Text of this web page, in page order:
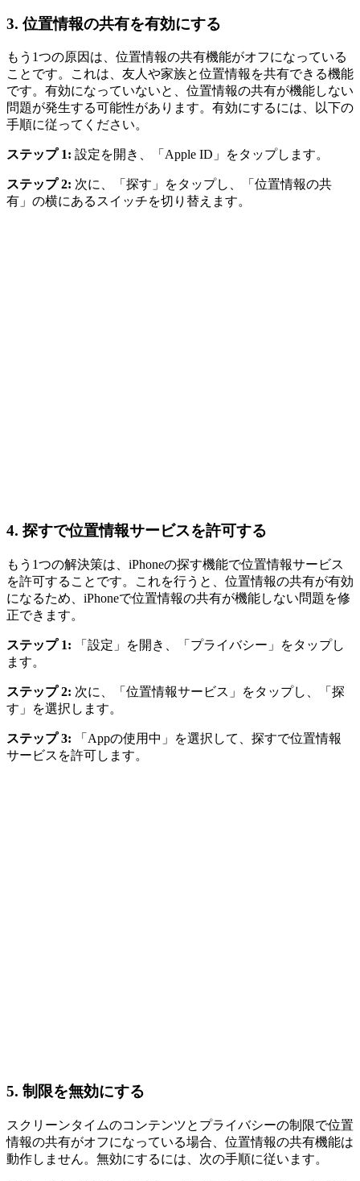
3. 位置情報の共有を有効にする
もう1つの原因は、位置情報の共有機能がオフになっている
ことです。これは、友人や家族と位置情報を共有できる機能
です。有効になっていないと、位置情報の共有が機能しない
問題が発生する可能性があります。有効にするには、以下の
手順に従ってください。
ステップ 1: 設定を開き、「Apple ID」をタップします。
ステップ 2: 次に、「探す」をタップし、「位置情報の共
有」の横にあるスイッチを切り替えます。
4. 探すで位置情報サービスを許可する
もう1つの解決策は、iPhoneの探す機能で位置情報サービス
を許可することです。これを行うと、位置情報の共有が有効
になるため、iPhoneで位置情報の共有が機能しない問題を修
正できます。
ステップ 1: 「設定」を開き、「プライバシー」をタップし
ます。
ステップ 2: 次に、「位置情報サービス」をタップし、「探
す」を選択します。
ステップ 3: 「Appの使用中」を選択して、探すで位置情報
サービスを許可します。
5. 制限を無効にする
スクリーンタイムのコンテンツとプライバシーの制限で位置
情報の共有がオフになっている場合、位置情報の共有機能は
動作しません。無効にするには、次の手順に従います。